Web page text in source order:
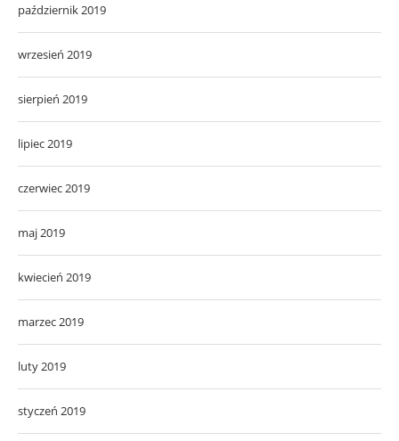
październik 2019
wrzesień 2019
sierpień 2019
lipiec 2019
czerwiec 2019
maj 2019
kwiecień 2019
marzec 2019
luty 2019
styczeń 2019